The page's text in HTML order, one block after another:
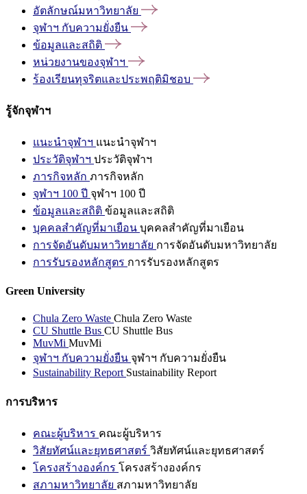
อัตลักษณ์มหาวิทยาลัย
จุฬาฯ กับความยั่งยืน
ข้อมูลและสถิติ
หน่วยงานของจุฬาฯ
ร้องเรียนทุจริตและประพฤติมิชอบ
รู้จักจุฬาฯ
แนะนำจุฬาฯ แนะนำจุฬาฯ
ประวัติจุฬาฯ ประวัติจุฬาฯ
ภารกิจหลัก ภารกิจหลัก
จุฬาฯ 100 ปี จุฬาฯ 100 ปี
ข้อมูลและสถิติ ข้อมูลและสถิติ
บุคคลสำคัญที่มาเยือน บุคคลสำคัญที่มาเยือน
การจัดอันดับมหาวิทยาลัย การจัดอันดับมหาวิทยาลัย
การรับรองหลักสูตร การรับรองหลักสูตร
Green University
Chula Zero Waste Chula Zero Waste
CU Shuttle Bus CU Shuttle Bus
MuvMi MuvMi
จุฬาฯ กับความยั่งยืน จุฬาฯ กับความยั่งยืน
Sustainability Report Sustainability Report
การบริหาร
คณะผู้บริหาร คณะผู้บริหาร
วิสัยทัศน์และยุทธศาสตร์ วิสัยทัศน์และยุทธศาสตร์
โครงสร้างองค์กร โครงสร้างองค์กร
สภามหาวิทยาลัย สภามหาวิทยาลัย